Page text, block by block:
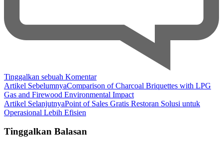
Tinggalkan sebuah Komentarpada
Alat
Penggoreng
Vakum
Navigasi
Artikel
Artikel SebelumnyaComparison of Charcoal Briquettes with LPG
Gas and Firewood Environmental Impact
Artikel SelanjutnyaPoint of Sales Gratis Restoran Solusi untuk
Operasional Lebih Efisien
Tinggalkan Balasan